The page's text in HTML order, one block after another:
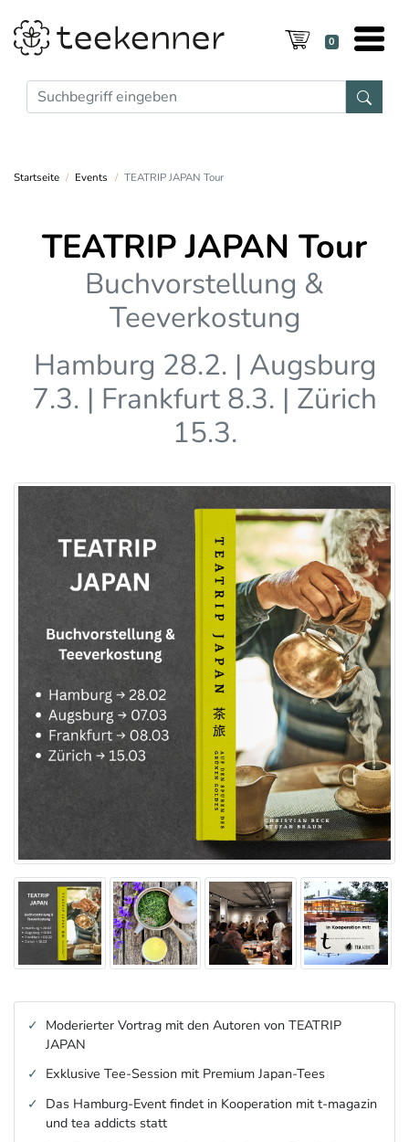
0
Startseite Events TEATRIP JAPAN Tour
TEATRIP JAPAN Tour
Buchvorstellung &
Teeverkostung
Hamburg 28.2. | Augsburg
7.3. | Frankfurt 8.3. | Zürich
15.3.
Moderierter Vortrag mit den Autoren von TEATRIP
JAPAN
Exklusive Tee-Session mit Premium Japan-Tees
Das Hamburg-Event findet in Kooperation mit t-magazin
und tea addicts statt